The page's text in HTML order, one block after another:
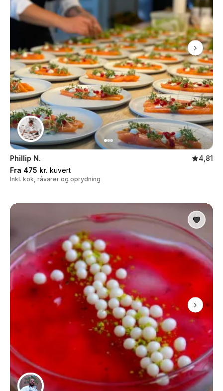
Phillip N.
4,81
Fra 475 kr. kuvert
Inkl. kok, råvarer og oprydning